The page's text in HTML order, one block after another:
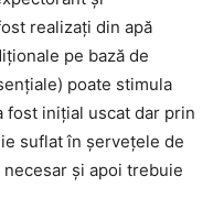
realizați din apă
pe bază de
poate stimula
fost inițial uscat dar prin
suflat în șervețele de
și apoi trebuie